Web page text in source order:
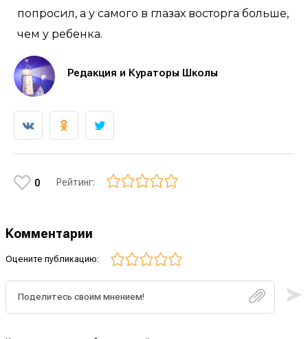
попросил, а у самого в глазах восторга больше,
чем у ребенка.
Редакция и Кураторы Школы
0 Рейтинг:
Комментарии
Оцените публикацию: